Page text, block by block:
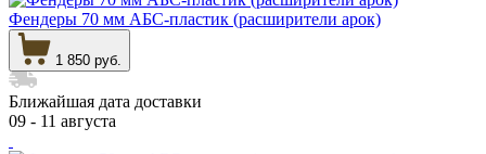
Фендеры 70 мм АБС-пластик (расширители арок)
1 850 руб.
Ближайшая дата доставки
09 - 11 августа